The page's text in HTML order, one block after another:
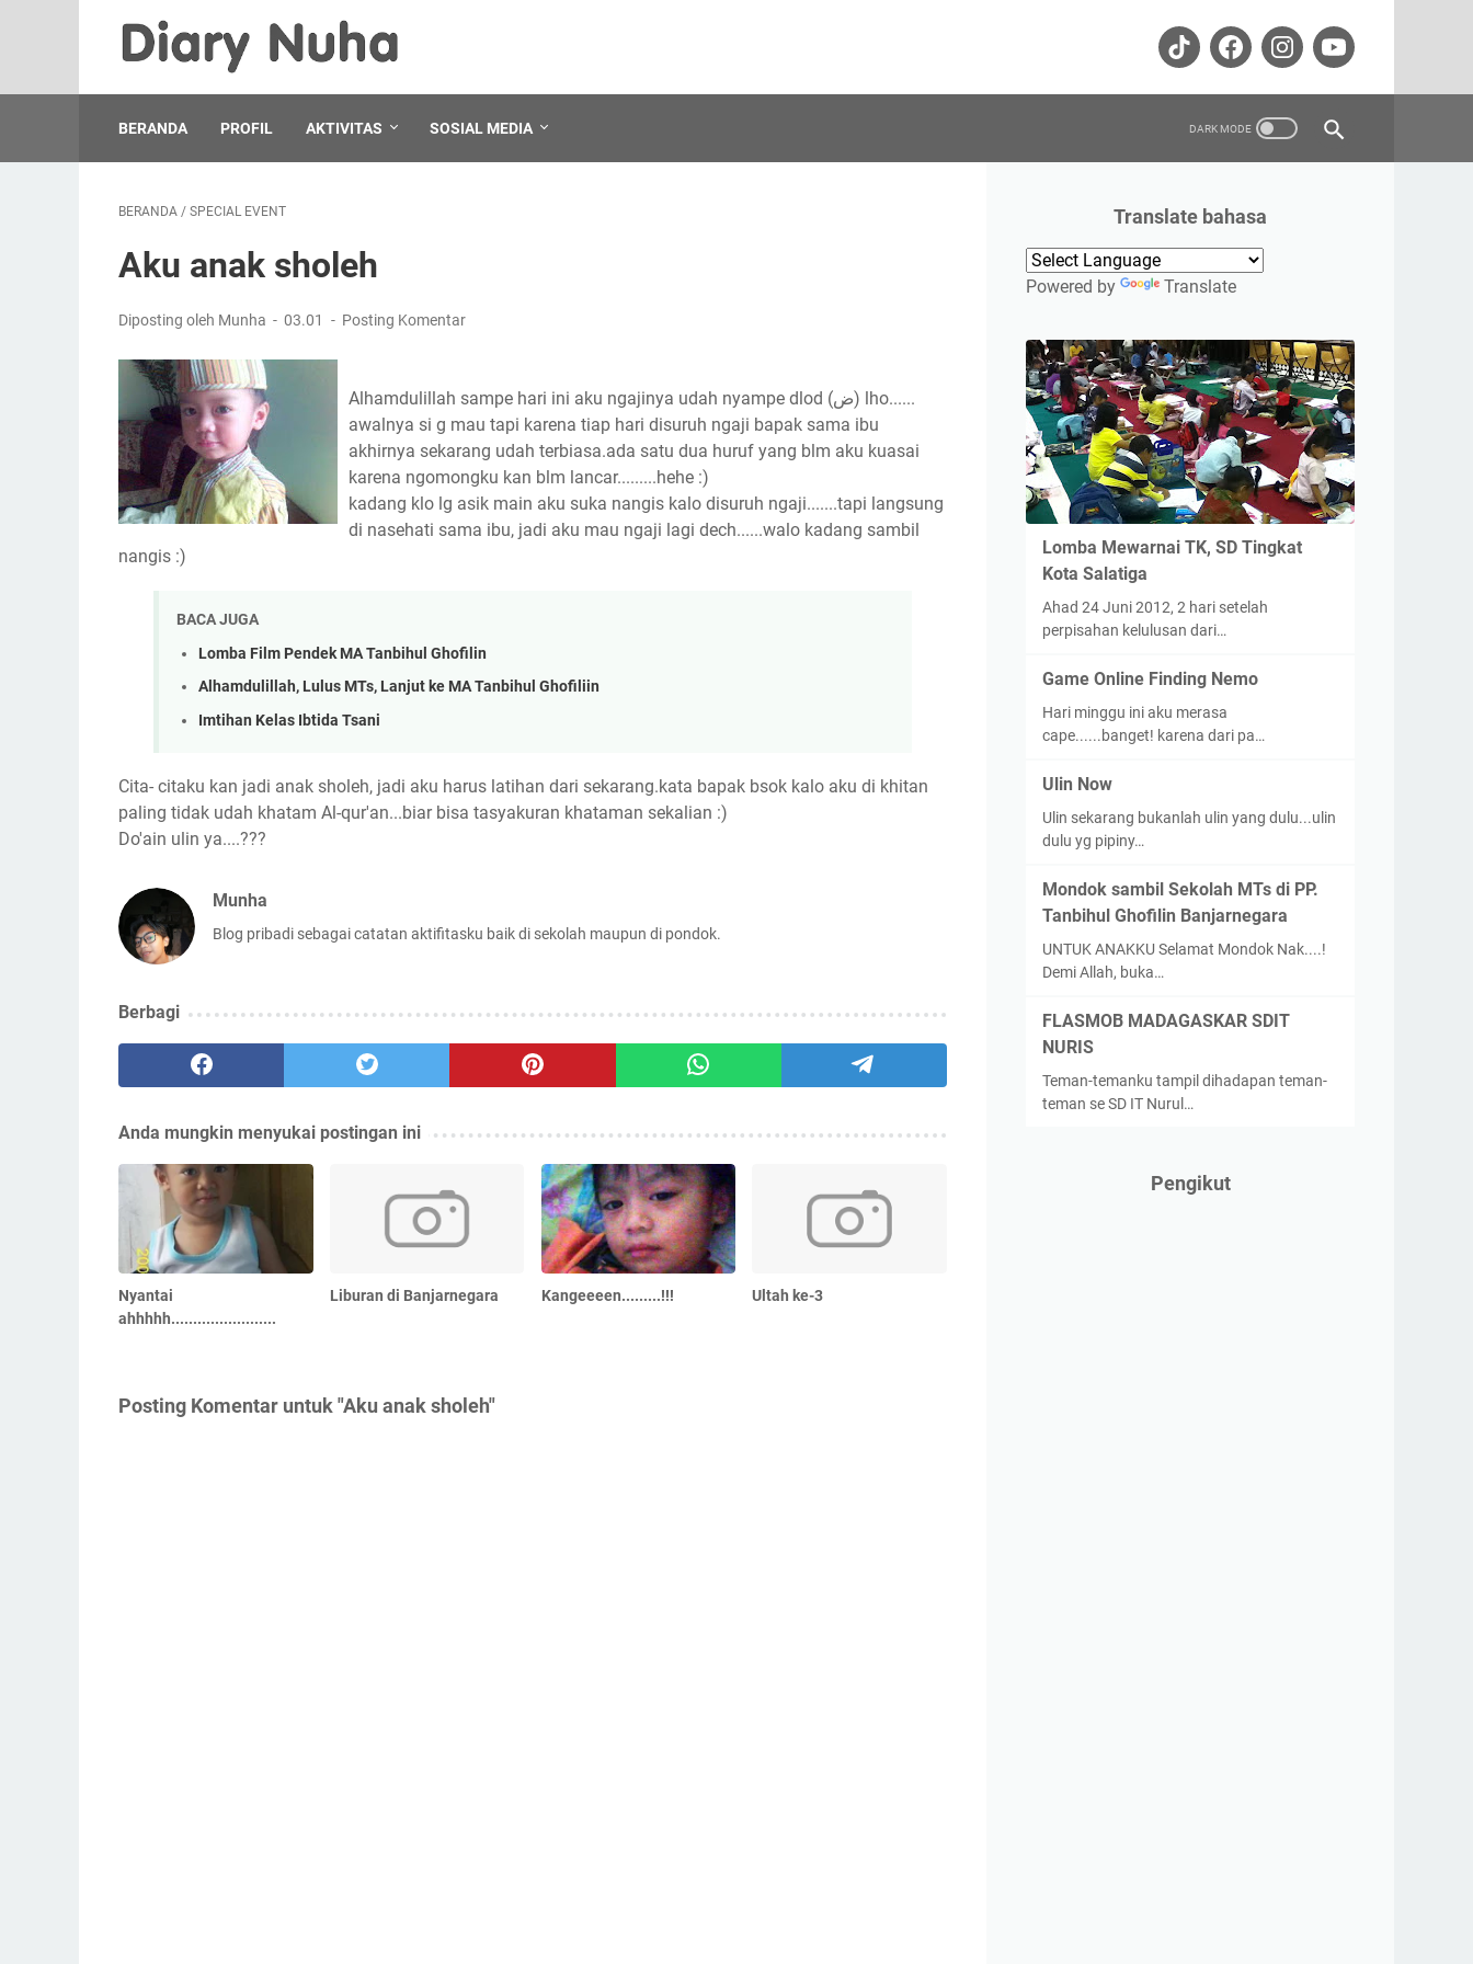
BERANDA PROFIL AKTIVITAS SOSIAL MEDIA
BERANDA / SPECIAL EVENT
Aku anak sholeh
Diposting oleh Munha 03.01 Posting Komentar
Alhamdulillah sampe hari ini aku ngajinya udah nyampe dlod (ض) lho......
awalnya si g mau tapi karena tiap hari disuruh ngaji bapak sama ibu
akhirnya sekarang udah terbiasa.ada satu dua huruf yang blm aku kuasai
karena ngomongku kan blm lancar.........hehe :)
kadang klo lg asik main aku suka nangis kalo disuruh ngaji.......tapi langsung
di nasehati sama ibu, jadi aku mau ngaji lagi dech......walo kadang sambil
nangis :)
BACA JUGA
Lomba Film Pendek MA Tanbihul Ghofilin
Alhamdulillah, Lulus MTs, Lanjut ke MA Tanbihul Ghofiliin
Imtihan Kelas Ibtida Tsani
Cita- citaku kan jadi anak sholeh, jadi aku harus latihan dari sekarang.kata bapak bsok kalo aku di khitan
paling tidak udah khatam Al-qur'an...biar bisa tasyakuran khataman sekalian :)
Do'ain ulin ya....???
Munha
Blog pribadi sebagai catatan aktifitasku baik di sekolah maupun di pondok.
Berbagi
Anda mungkin menyukai postingan ini
Nyantai
ahhhhh........................
Liburan di Banjarnegara Kangeeeen.........!!! Ultah ke-3
Posting Komentar untuk "Aku anak sholeh"
Translate bahasa
Powered by Translate
Lomba Mewarnai TK, SD Tingkat
Kota Salatiga
Ahad 24 Juni 2012, 2 hari setelah
perpisahan kelulusan dari…
Game Online Finding Nemo
Hari minggu ini aku merasa
cape......banget! karena dari pa…
Ulin Now
Ulin sekarang bukanlah ulin yang dulu...ulin
dulu yg pipiny…
Mondok sambil Sekolah MTs di PP.
Tanbihul Ghofilin Banjarnegara
UNTUK ANAKKU Selamat Mondok Nak....!
Demi Allah, buka…
FLASMOB MADAGASKAR SDIT
NURIS
Teman-temanku tampil dihadapan teman-
teman se SD IT Nurul…
Pengikut